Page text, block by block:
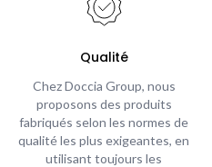
Qualité
Chez Doccia Group, nous
proposons des produits
fabriqués selon les normes de
qualité les plus exigeantes, en
utilisant toujours les